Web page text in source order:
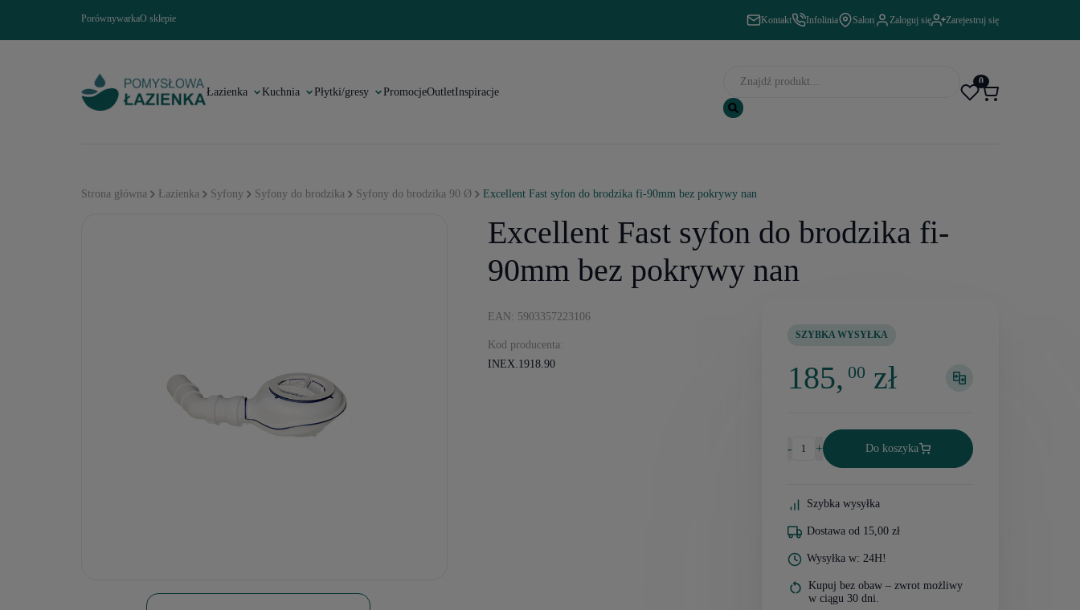
PorównywarkaO sklepie Kontakt Infolinia Salon Zaloguj się Zarejestruj się
Łazienka Kuchnia Płytki/gresy PromocjeOutletInspiracje
0
Strona główna Łazienka Syfony Syfony do brodzika Syfony do brodzika 90 Ø Excellent Fast syfon do brodzika fi-90mm bez pokrywy nan
Excellent Fast syfon do brodzika fi-
90mm bez pokrywy nan
EAN: 5903357223106
Kod producenta:
INEX.1918.90
SZYBKA WYSYŁKA
185,00 zł
- + Do koszyka
Szybka wysyłka
Dostawa od 15,00 zł
Wysyłka w: 24H!
Kupuj bez obaw – zwrot możliwy
w ciągu 30 dni.